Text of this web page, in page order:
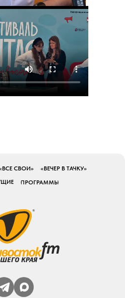
ПРОГРАММЫ
«ВЕЧЕР В ТАЧКУ»
СВОИ»